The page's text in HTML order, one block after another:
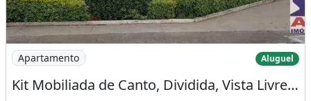
Imagem: Kit Mobiliada de Canto, Dividida, Vista
Apartamento Aluguel
Kit Mobiliada de Canto, Dividida, Vista Livre, Nascente Vaga Coberta